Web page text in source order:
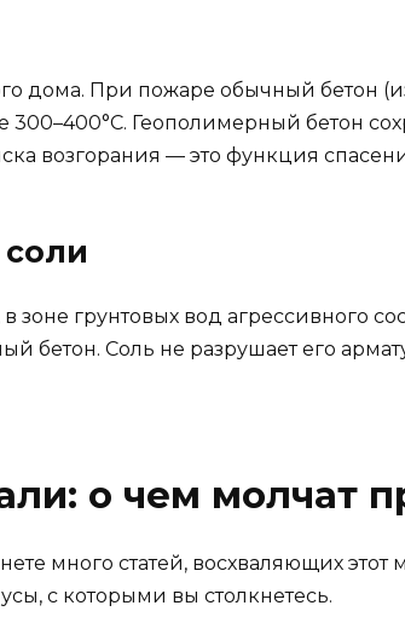
дома. При пожаре обычный бетон
Геополимерный бетон
возгорания — это функция
зоне грунтовых вод агрессивного
бетон. Соль не разрушает его
о чем молчат
много статей, восхваляющих
с которыми вы столкнетесь.